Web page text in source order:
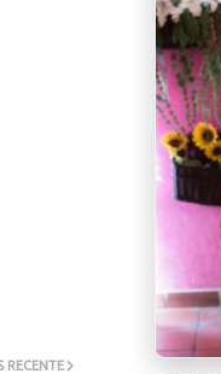
RECENTE